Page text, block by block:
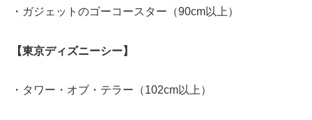
・ガジェットのゴーコースター（90cm以上）
【東京ディズニーシー】
・タワー・オブ・テラー（102cm以上）